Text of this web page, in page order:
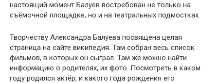
настоящий момент Балуев востребован не только на
съёмочной площадке, но и на театральных подмостках.
Творчеству Александра Балуева посвящена целая
страница на сайте википедия. Там собран весь список
фильмов, в которых он сыграл. Там же можно найти
информацию о родителях, их фото. Посмотреть в каком
году родился актёр, и какого года рождения его